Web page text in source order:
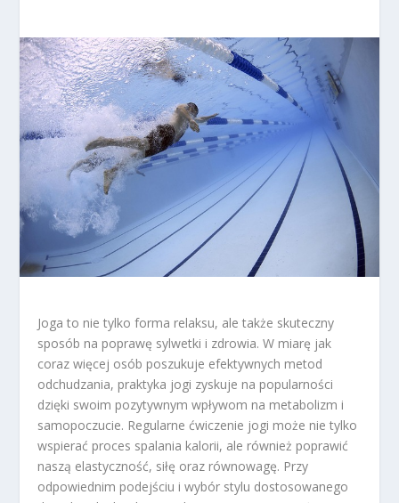
Joga to nie tylko forma relaksu, ale także skuteczny
sposób na poprawę sylwetki i zdrowia. W miarę jak
coraz więcej osób poszukuje efektywnych metod
odchudzania, praktyka jogi zyskuje na popularności
dzięki swoim pozytywnym wpływom na metabolizm i
samopoczucie. Regularne ćwiczenie jogi może nie tylko
wspierać proces spalania kalorii, ale również poprawić
naszą elastyczność, siłę oraz równowagę. Przy
odpowiednim podejściu i wybór stylu dostosowanego